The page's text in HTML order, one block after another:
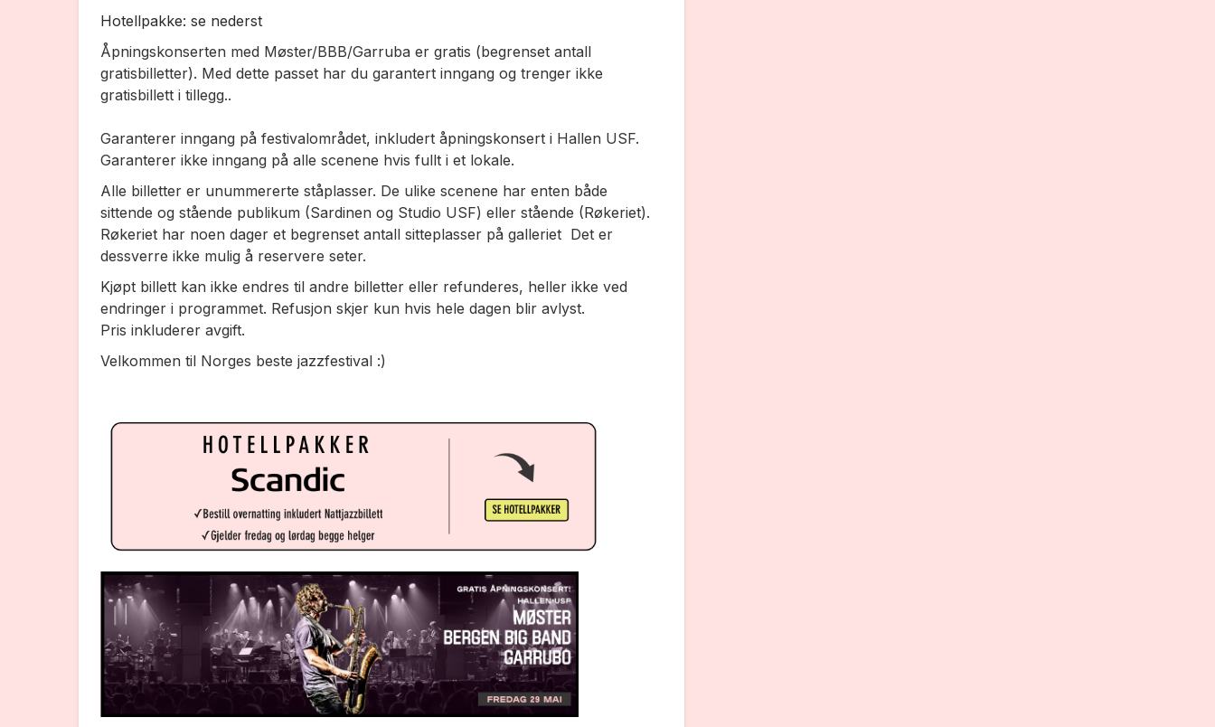
Hotellpakke: se nederst
Åpningskonserten med Møster/BBB/Garruba er gratis (begrenset antall
gratisbilletter). Med dette passet har du garantert inngang og trenger ikke
gratisbillett i tillegg..
Garanterer inngang på festivalområdet, inkludert åpningskonsert i Hallen USF.
Garanterer ikke inngang på alle scenene hvis fullt i et lokale.
Alle billetter er unummererte ståplasser. De ulike scenene har enten både
sittende og stående publikum (Sardinen og Studio USF) eller stående (Røkeriet).
Røkeriet har noen dager et begrenset antall sitteplasser på galleriet Det er
dessverre ikke mulig å reservere seter.
Kjøpt billett kan ikke endres til andre billetter eller refunderes, heller ikke ved
endringer i programmet. Refusjon skjer kun hvis hele dagen blir avlyst.
Pris inkluderer avgift.
Velkommen til Norges beste jazzfestival :)